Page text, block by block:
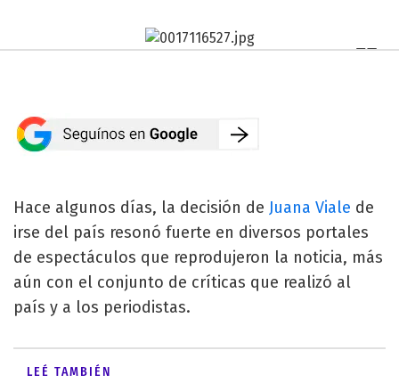
Hace algunos días, la decisión de Juana Viale de
irse del país resonó fuerte en diversos portales
de espectáculos que reprodujeron la noticia, más
aún con el conjunto de críticas que realizó al
país y a los periodistas.
LEÉ TAMBIÉN